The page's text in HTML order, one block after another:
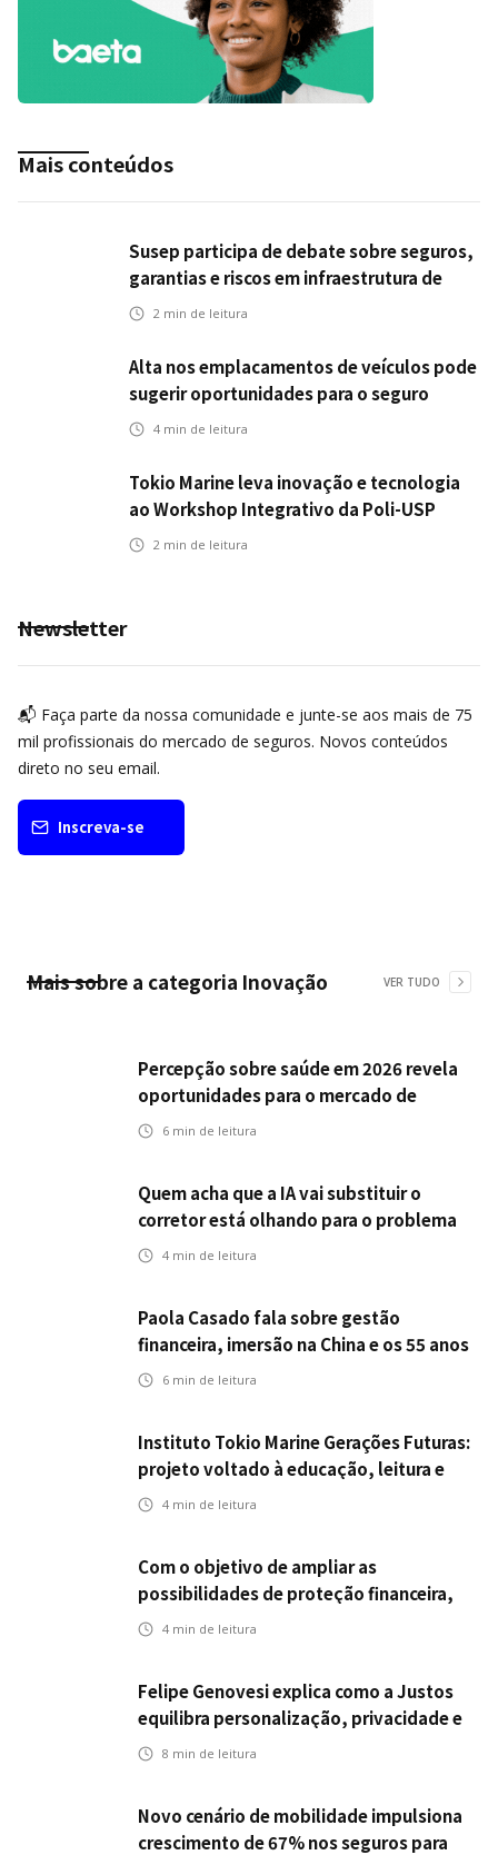
Mais conteúdos
Susep participa de debate sobre seguros,
garantias e riscos em infraestrutura de
transportes
2 min de leitura
Alta nos emplacamentos de veículos pode
sugerir oportunidades para o seguro
automotivo
4 min de leitura
Tokio Marine leva inovação e tecnologia
ao Workshop Integrativo da Poli-USP
2 min de leitura
Newsletter
📬 Faça parte da nossa comunidade e junte-se aos mais de 75
mil profissionais do mercado de seguros. Novos conteúdos
direto no seu email.
Inscreva-se
Mais sobre a categoria Inovação VER TUDO
Percepção sobre saúde em 2026 revela
oportunidades para o mercado de
seguros ampliar cobertura e prevenção
6 min de leitura
Quem acha que a IA vai substituir o
corretor está olhando para o problema
errado
4 min de leitura
Paola Casado fala sobre gestão
financeira, imersão na China e os 55 anos
da ENS
6 min de leitura
Instituto Tokio Marine Gerações Futuras:
projeto voltado à educação, leitura e
empregabilidade
4 min de leitura
Com o objetivo de ampliar as
possibilidades de proteção financeira,
Icatu Seguros eleva capital segurado
4 min de leitura
Felipe Genovesi explica como a Justos
equilibra personalização, privacidade e
tecnologia
8 min de leitura
Novo cenário de mobilidade impulsiona
crescimento de 67% nos seguros para